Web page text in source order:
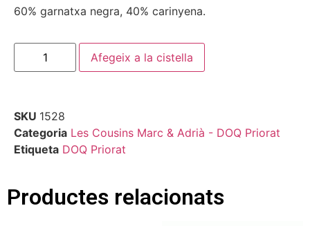
60% garnatxa negra, 40% carinyena.
Afegeix a la cistella
SKU 1528
Categoria Les Cousins Marc & Adrià - DOQ Priorat
Etiqueta DOQ Priorat
Productes relacionats